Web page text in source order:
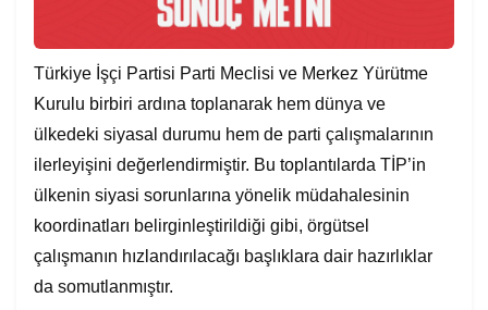
Türkiye İşçi Partisi Parti Meclisi ve Merkez Yürütme
Kurulu birbiri ardına toplanarak hem dünya ve
ülkedeki siyasal durumu hem de parti çalışmalarının
ilerleyişini değerlendirmiştir. Bu toplantılarda TİP’in
ülkenin siyasi sorunlarına yönelik müdahalesinin
koordinatları belirginleştirildiği gibi, örgütsel
çalışmanın hızlandırılacağı başlıklara dair hazırlıklar
da somutlanmıştır.